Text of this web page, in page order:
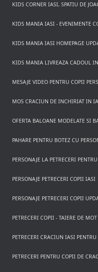
KIDS CORNER IASI, SPATIU DE
KIDS MANIA IASI - EVENIMENTE
KIDS MANIA IASI HOMEPAGE
KIDS MANIA LIVREAZA CADOUL
MESAJE VIDEO PENTRU COPII
MOS CRACIUN DE INCHIRIAT IN
OFERTA BALOANE MODELATE SI
PAHARE PENTRU BOTEZ CU
PERSONAJE LA PETRECERI
PERSONAJE PETRECERI COPII IASI
PERSONAJE PETRECERI COPII
PETRECERI COPII - TAIERE DE MOT
PETRECERI CRACIUN IASI
PETRECERI PENTRU COPII DE